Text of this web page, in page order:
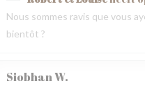
Nous sommes ravis que vous
bientôt ?
SiobhanW